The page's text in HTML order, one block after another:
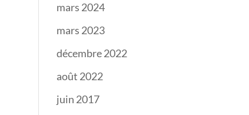
mars 2024
mars 2023
décembre 2022
août 2022
juin 2017